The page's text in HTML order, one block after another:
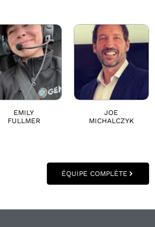
EMILY
FULLMER
JOE
MICHALCZYK
ÉQUIPE COMPLÈTE